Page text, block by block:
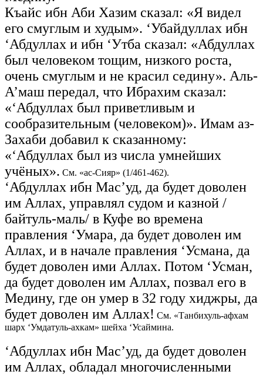
Къайс ибн Аби Хазим сказал: «Я видел
его смуглым и худым». ‘Убайдуллах ибн
‘Абдуллах и ибн ‘Утба сказал: «Абдуллах
был человеком тощим, низкого роста,
очень смуглым и не красил седину». Аль-
А’маш передал, что Ибрахим сказал:
«‘Абдуллах был приветливым и
сообразительным (человеком)». Имам аз-
Захаби добавил к сказанному:
«‘Абдуллах был из числа умнейших
учёных». См. «ас-Сияр» (1/461-462).
‘Абдуллах ибн Мас’уд, да будет доволен
им Аллах, управлял судом и казной /
байтуль-маль/ в Куфе во времена
правления ‘Умара, да будет доволен им
Аллах, и в начале правления ‘Усмана, да
будет доволен ими Аллах. Потом ‘Усман,
да будет доволен им Аллах, позвал его в
Медину, где он умер в 32 году хиджры, да
будет доволен им Аллах! См. «Танбихуль-афхам
шарх ‘Умдатуль-ахкам» шейха ‘Усаймина.
‘Абдуллах ибн Мас’уд, да будет доволен
им Аллах, обладал многочисленными